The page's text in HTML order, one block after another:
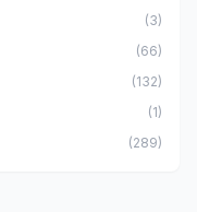
(3)
(66)
(132)
(1)
(289)